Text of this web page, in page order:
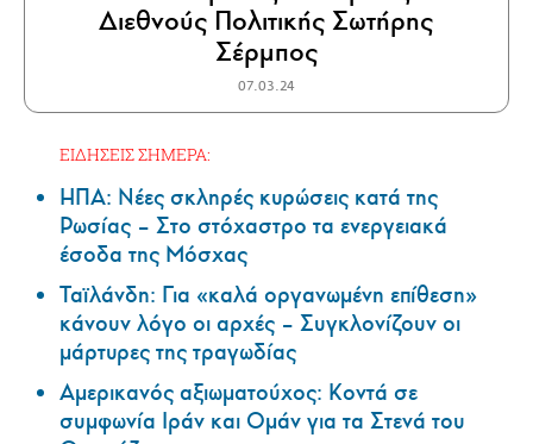
Διεθνούς Πολιτικής Σωτήρης
Σέρμπος
07.03.24
ΕΙΔΗΣΕΙΣ ΣΗΜΕΡΑ:
ΗΠΑ: Nέες σκληρές κυρώσεις κατά της
Ρωσίας – Στο στόχαστρο τα ενεργειακά
έσοδα της Μόσχας
Ταϊλάνδη: Για «καλά οργανωμένη επίθεση»
κάνουν λόγο οι αρχές – Συγκλονίζουν οι
μάρτυρες της τραγωδίας
Αμερικανός αξιωματούχος: Κοντά σε
συμφωνία Ιράν και Ομάν για τα Στενά του